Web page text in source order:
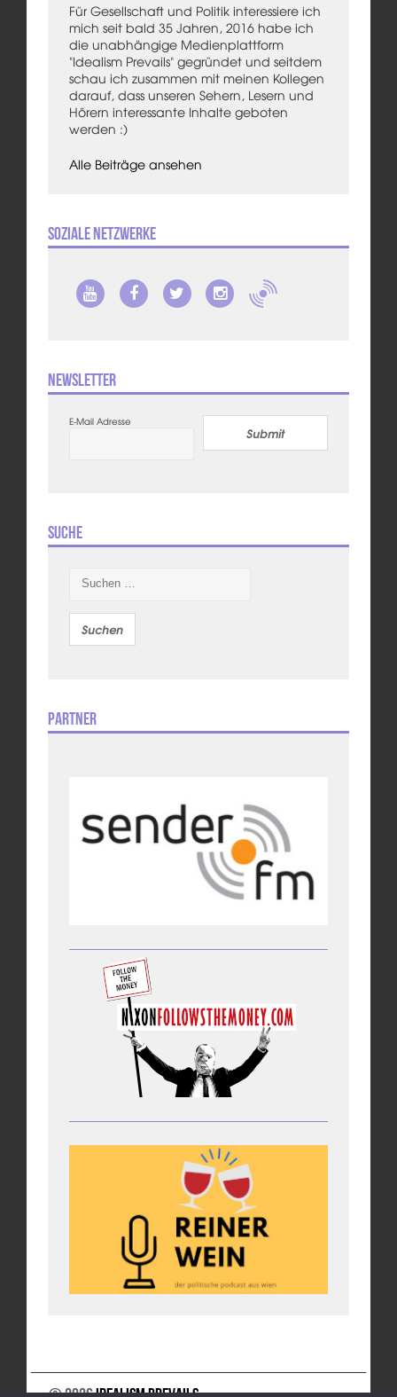
Für Gesellschaft und Politik interessiere ich
mich seit bald 35 Jahren, 2016 habe ich
die unabhängige Medienplattform
"Idealism Prevails" gegründet und seitdem
schau ich zusammen mit meinen Kollegen
darauf, dass unseren Sehern, Lesern und
Hörern interessante Inhalte geboten
werden :)
Alle Beiträge ansehen
Soziale Netzwerke
Newsletter
E-Mail Adresse
Submit
Suche
nach:
Partner